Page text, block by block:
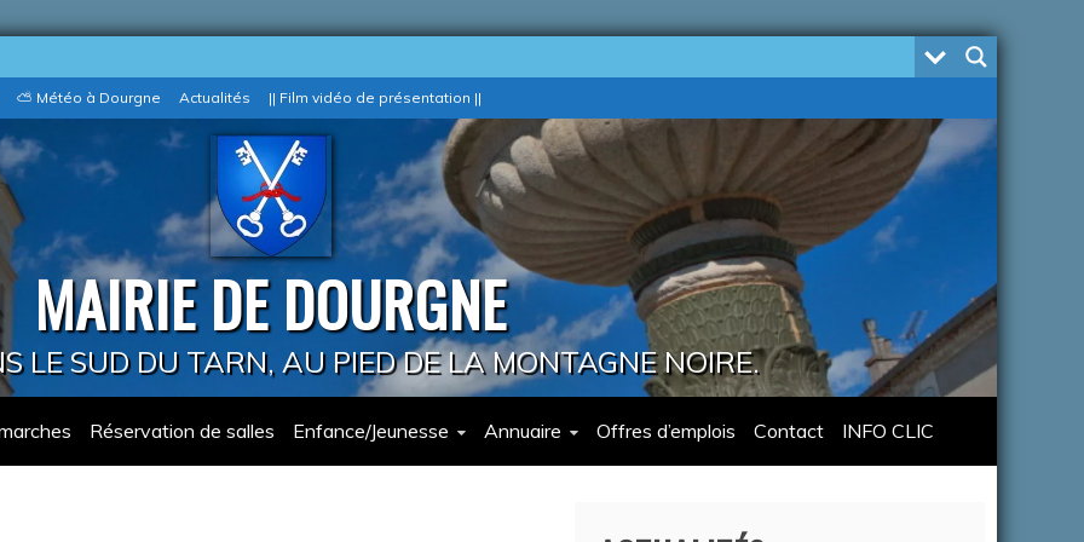
⛅ Météo à Dourgne Actualités || Film vidéo de présentation ||
MAIRIE DE DOURGNE
LE SUD DU TARN, AU PIED DE LA MONTAGNE NOIRE.
Réservation de salles Enfance/Jeunesse Annuaire Offres d’emplois Contact INFO CLIC